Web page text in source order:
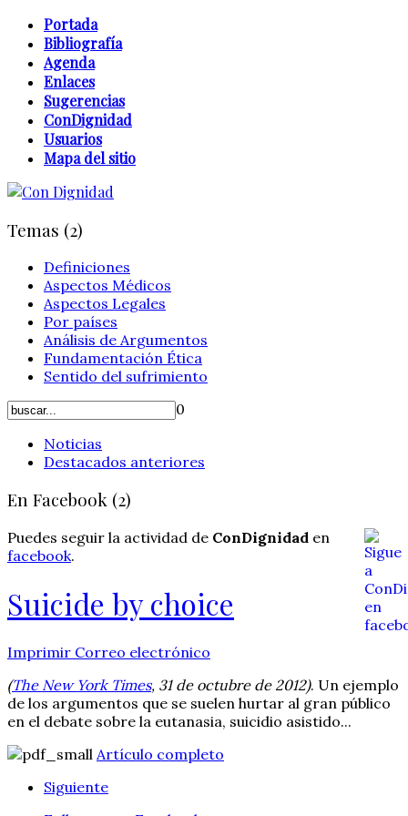
Portada
Bibliografía
Agenda
Enlaces
Sugerencias
ConDignidad
Usuarios
Mapa del sitio
Temas (2)
Definiciones
Aspectos Médicos
Aspectos Legales
Por países
Análisis de Argumentos
Fundamentación Ética
Sentido del sufrimiento
0
Noticias
Destacados anteriores
En Facebook (2)
Puedes seguir la actividad de ConDignidad en
facebook.
Suicide by choice
Imprimir Correo electrónico
(The New York Times, 31 de octubre de 2012). Un ejemplo
de los argumentos que se suelen hurtar al gran público
en el debate sobre la eutanasia, suicidio asistido...
Artículo completo
Siguiente